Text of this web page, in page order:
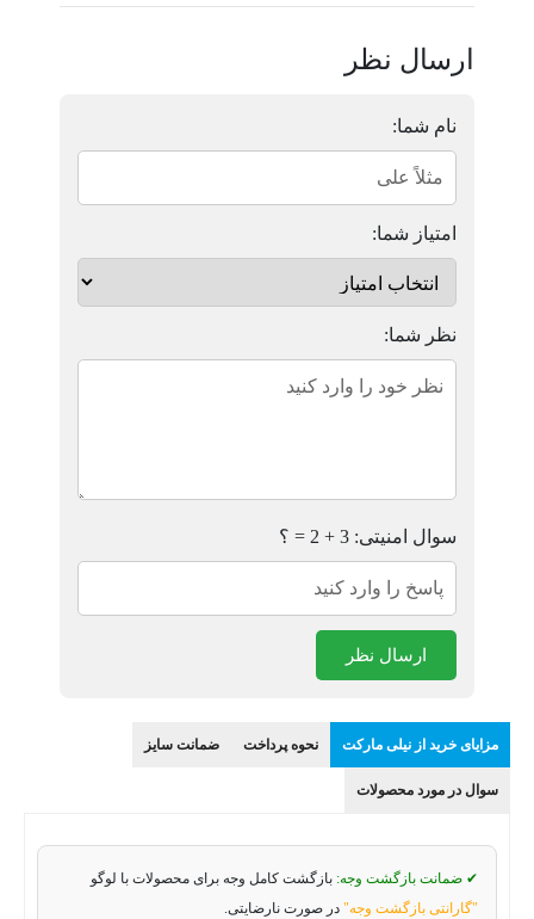
ارسال نظر
نام شما:
امتیاز شما:
نظر شما:
سوال امنیتی: 3 + 2 = ؟
ارسال نظر
مزایای خرید از نیلی مارکت نحوه پرداخت ضمانت سایز
سوال در مورد محصولات
✔ ضمانت بازگشت وجه: بازگشت کامل وجه برای محصولات با لوگو
"گارانتی بازگشت وجه" در صورت نارضایتی.